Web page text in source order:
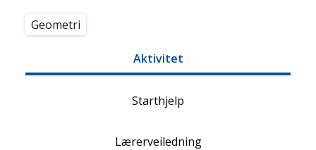
Geometri
Aktivitet
Starthjelp
Lærerveiledning